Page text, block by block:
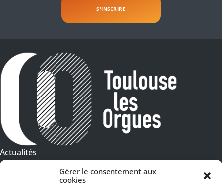
Gérer le consentement aux
cookies
Actualités